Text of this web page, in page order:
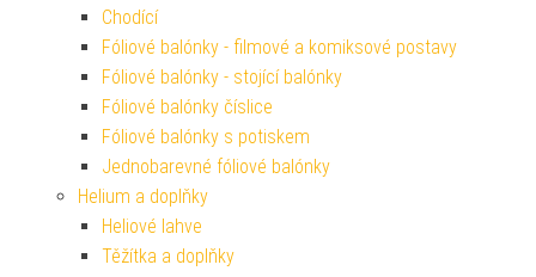
Chodící
Fóliové balónky - filmové a komiksové postavy
Fóliové balónky - stojící balónky
Fóliové balónky číslice
Fóliové balónky s potiskem
Jednobarevné fóliové balónky
Helium a doplňky
Heliové lahve
Těžítka a doplňky